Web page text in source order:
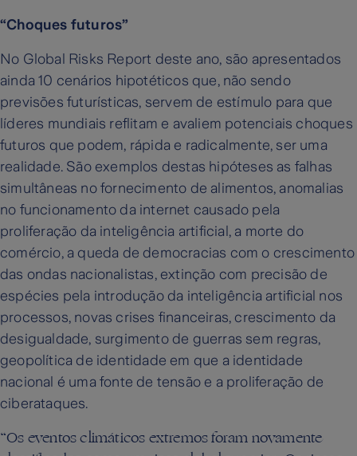
“Choques futuros”
No Global Risks Report deste ano, são apresentados
ainda 10 cenários hipotéticos que, não sendo
previsões futurísticas, servem de estímulo para que
líderes mundiais reflitam e avaliem potenciais choques
futuros que podem, rápida e radicalmente, ser uma
realidade. São exemplos destas hipóteses as falhas
simultâneas no fornecimento de alimentos, anomalias
no funcionamento da internet causado pela
proliferação da inteligência artificial, a morte do
comércio, a queda de democracias com o crescimento
das ondas nacionalistas, extinção com precisão de
espécies pela introdução da inteligência artificial nos
processos, novas crises financeiras, crescimento da
desigualdade, surgimento de guerras sem regras,
geopolítica de identidade em que a identidade
nacional é uma fonte de tensão e a proliferação de
ciberataques.
“Os eventos climáticos extremos foram novamente